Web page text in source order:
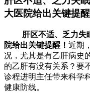
大医院给出关键提醒
肝区不适、乏力失
院给出关键提醒！ 近期
况，尤其是有乙肝病史
的乙肝有没有关系？要
诊程进明主任带来科学
健康防线。